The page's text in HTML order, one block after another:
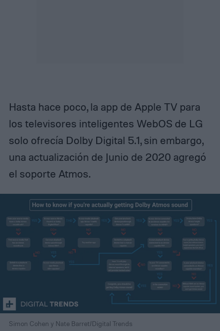
Hasta hace poco, la app de Apple TV para
los televisores inteligentes WebOS de LG
solo ofrecía Dolby Digital 5.1, sin embargo,
una actualización de Junio de 2020 agregó
el soporte Atmos.
Simon Cohen y Nate Barret/Digital Trends